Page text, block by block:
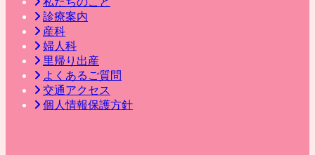
診療案内
産科
婦人科
里帰り出産
よくあるご質問
交通アクセス
個人情報保護方針